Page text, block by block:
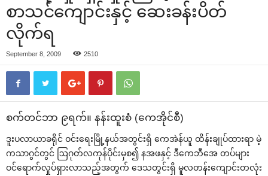
စာသင်‌ကျောင်းနှင့် ‌ဆေးခန်းပိတ်
လိုက်ရ
September 8, 2009 2510
စက်တင်ဘာ ၉ရက်။ နန်းထူးစံ (‌ကေအိုင်စီ)
ဒူးပလာယာခရိုင် ဝင်း‌ရေးမြို့နယ်အတွင်းရှိ ‌ကေအဲန်ယူ ထိန်းချုပ်ထားရာ မဲ့
ကသာဂွင်တွင် ဩဂုတ်လကုန်ပိုင်းမှစ၍ နအဖနှင့် ဒီ‌ကေဘီ‌အေ တပ်များ
ဝင်‌ရောက်လှုပ်ရှားလာသည့်အတွက် ‌ဒေသတွင်းရှိ မူလတန်း‌ကျောင်းတလုံး